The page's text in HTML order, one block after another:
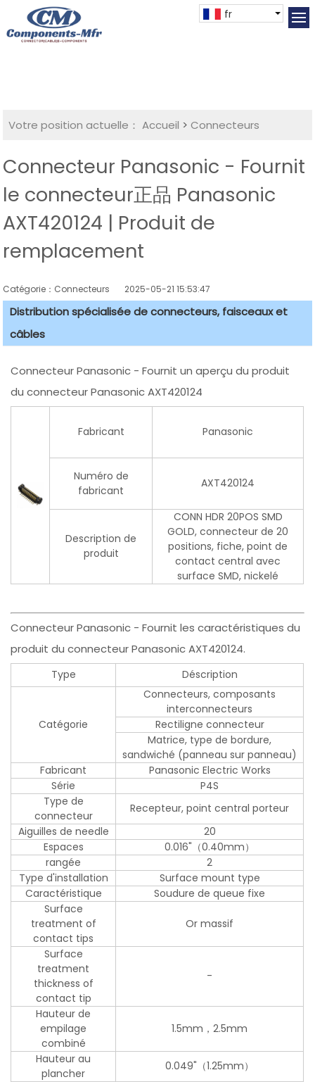
fr
Votre position actuelle： Accueil >Connecteurs
Connecteur Panasonic - Fournit
le connecteur正品 Panasonic
AXT420124 | Produit de
remplacement
Catégorie：Connecteurs 2025-05-21 15:53:47
Distribution spécialisée de connecteurs, faisceaux et
câbles
Connecteur Panasonic - Fournit un aperçu du produit
du connecteur Panasonic AXT420124
Fabricant Panasonic
Numéro de
fabricant
AXT420124
Description de
produit
CONN HDR 20POS SMD
GOLD, connecteur de 20
positions, fiche, point de
contact central avec
surface SMD, nickelé
Connecteur Panasonic - Fournit les caractéristiques du
produit du connecteur Panasonic AXT420124.
Type Déscription
Catégorie
Connecteurs, composants
interconnecteurs
Rectiligne connecteur
Matrice, type de bordure,
sandwiché (panneau sur panneau)
Fabricant
Panasonic Electric Works
Série
P4S
Type de
connecteur
Recepteur, point central porteur
Aiguilles de needle
20
Espaces
0.016"（0.40mm）
rangée
2
Type d'installation
Surface mount type
Caractéristique
Soudure de queue fixe
Surface
treatment of
contact tips
Or massif
Surface
treatment
thickness of
contact tip
-
Hauteur de
empilage
combiné
1.5mm，2.5mm
Hauteur au
plancher
0.049"（1.25mm）